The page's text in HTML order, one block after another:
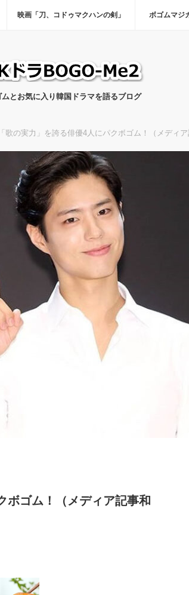
映画「刀、コドゥマクハンの剣」 ボゴムマジ
とお気に入り韓国ドラマを語るブログ
歌の実力」を誇る俳優4人にパクボゴム！（メディア
ボゴム！（メディア記事和